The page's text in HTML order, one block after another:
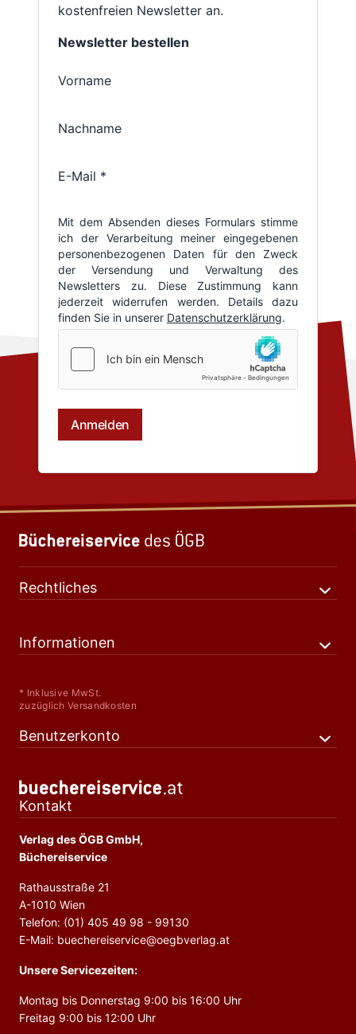
kostenfreien Newsletter an.
Rechtliches
Informationen
* Inklusive MwSt.
zuzüglich Versandkosten
Benutzerkonto
Kontakt
Verlag des ÖGB GmbH,
Büchereiservice
Rathausstraße 21
A-1010 Wien
Telefon: (01) 405 49 98 - 99130
E-Mail: buechereiservice@oegbverlag.at
Unsere Servicezeiten:
Montag bis Donnerstag 9:00 bis 16:00 Uhr
Freitag 9:00 bis 12:00 Uhr